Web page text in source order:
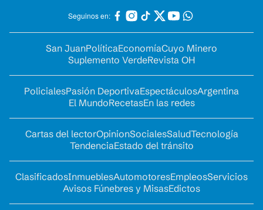
Seguinos en:
San JuanPolíticaEconomíaCuyo Minero
Suplemento VerdeRevista OH
PolicialesPasión DeportivaEspectáculosArgentina
El MundoRecetasEn las redes
Cartas del lectorOpinionSocialesSaludTecnología
TendenciaEstado del tránsito
ClasificadosInmueblesAutomotoresEmpleosServicios
Avisos Fúnebres y MisasEdictos